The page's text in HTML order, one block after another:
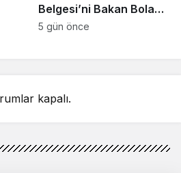
Belgesi’ni Bakan Bolat
ve Başkan
5 gün önce
kapalı.